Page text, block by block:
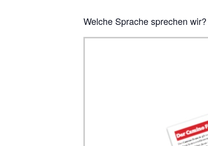
Welche Sprache sprechen